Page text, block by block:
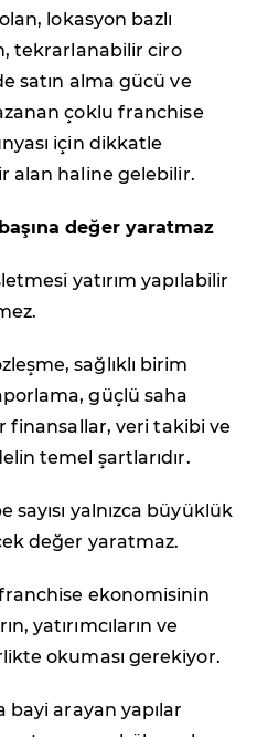
lokasyon bazlı
tekrarlanabilir ciro
satın alma gücü ve
çoklu franchise
için dikkatle
alan haline gelebilir.
değer yaratmaz
yatırım yapılabilir
sağlıklı birim
güçlü saha
veri takibi ve
temel şartlarıdır.
yalnızca büyüklük
değer yaratmaz.
ekonomisinin
yatırımcıların ve
okuması gerekiyor.
bayi arayan yapılar